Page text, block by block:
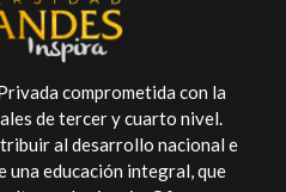
comprometida con la
de tercer y cuarto nivel.
al desarrollo nacional e
una educación integral, que